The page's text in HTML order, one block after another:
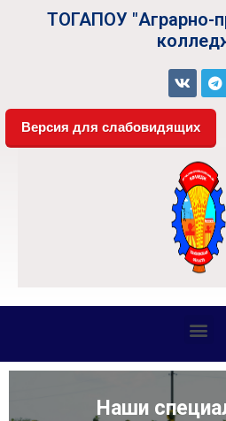
ТОГАПОУ "Аграрно-
Версия для слабовидящих
Наши